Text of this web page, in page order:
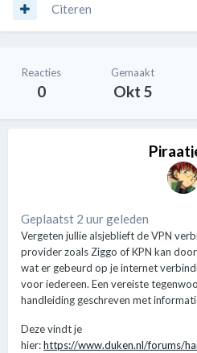
Citeren
Reacties
0
Gemaakt
Okt 5
Geplaatst 2 uur geleden
Vergeten jullie alsjeblieft de VPN
provider zoals Ziggo of KPN kan
wat er gebeurd op je internet
voor iedereen. Een vereiste
handleiding geschreven met
Deze vindt je
hier:https://www.duken.nl/forums/